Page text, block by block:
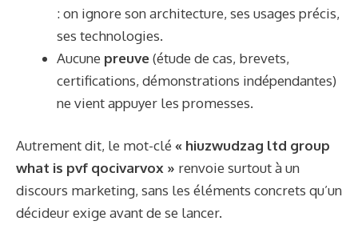
: on ignore son architecture, ses usages précis,
ses technologies.
Aucune preuve(étude de cas, brevets,
certifications, démonstrations indépendantes)
ne vient appuyer les promesses.
Autrement dit, le mot-clé « hiuzwudzag ltd group
what is pvf qocivarvox » renvoie surtout à un
discours marketing, sans les éléments concrets qu’un
décideur exige avant de se lancer.